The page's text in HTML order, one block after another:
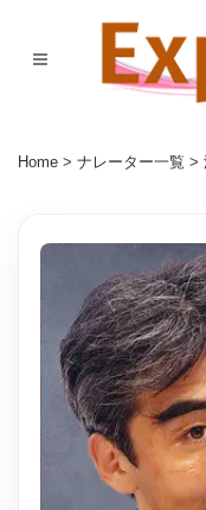
Home > ナレーター一覧 >